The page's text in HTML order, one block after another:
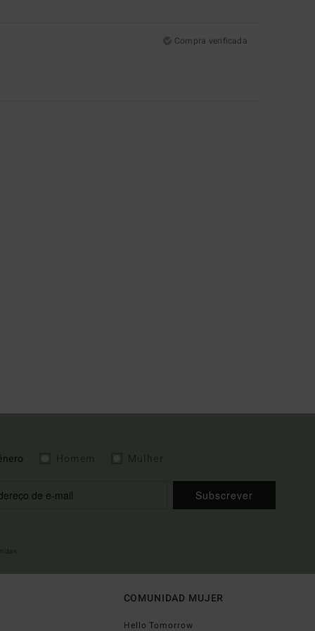
Compra verificada
Subscrever
COMUNIDAD MUJER
Hello Tomorrow